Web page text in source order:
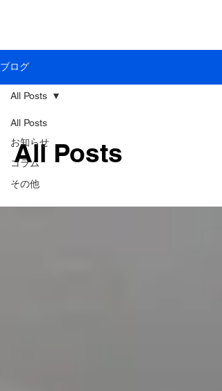
ブログ
All Posts
お知らせ
コラム
その他
All Posts
All Posts